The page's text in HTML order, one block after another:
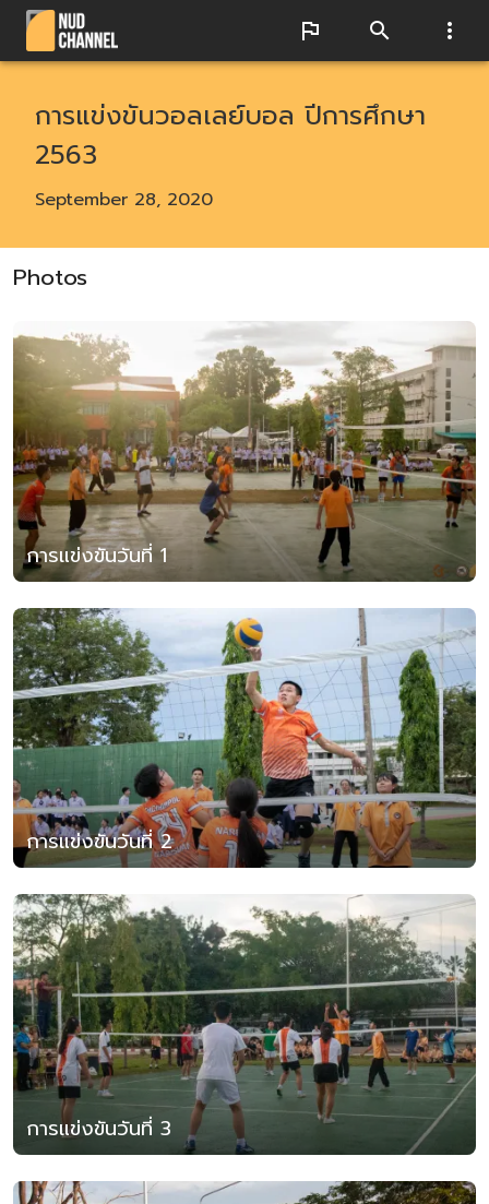
การแข่งขันวอลเลย์บอล ปีการศึกษา
2563
September 28, 2020
Photos
การแข่งขันวันที่ 1
การแข่งขันวันที่ 2
การแข่งขันวันที่ 3